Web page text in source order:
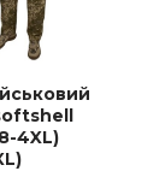
4XL)